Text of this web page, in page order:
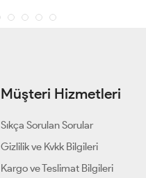
Müşteri Hizmetleri
Sıkça Sorulan Sorular
Gizlilik ve Kvkk Bilgileri
Kargo ve Teslimat Bilgileri